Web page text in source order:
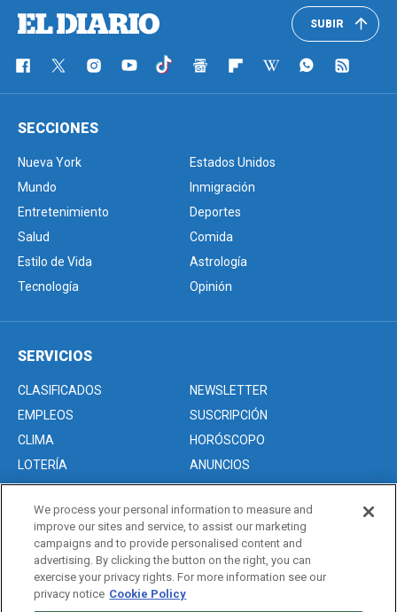
SUBIR
SECCIONES
Nueva York
Estados Unidos
Mundo
Inmigración
Entretenimiento
Deportes
Salud
Comida
Estilo de Vida
Astrología
Tecnología
Opinión
SERVICIOS
CLASIFICADOS
NEWSLETTER
EMPLEOS
SUSCRIPCIÓN
CLIMA
HORÓSCOPO
LOTERÍA
ANUNCIOS
Acerca de nosotros
Advertise with Us/Anuncios
Politica de Privacidad
Editorial Guidelines
We process your personal information to measure and
improve our sites and service, to assist our marketing
campaigns and to provide personalised content and
advertising. By clicking the button on the right, you can
exercise your privacy rights. For more information see our
privacy notice Cookie Policy